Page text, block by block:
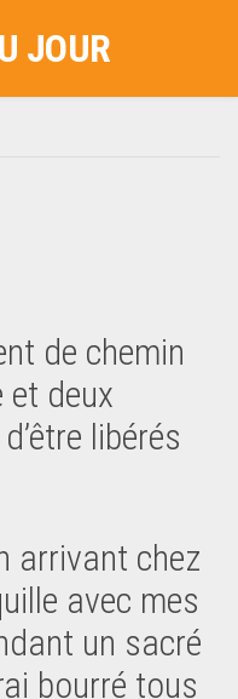
JOUR
de chemin
et deux
libérés
arrivant chez
avec mes
un sacré
bourré tous